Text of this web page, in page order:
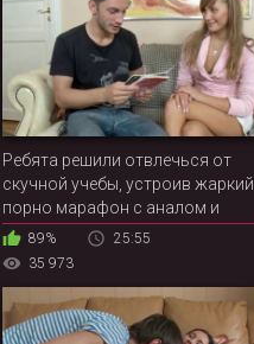
Ребята решили отвлечься от
скучной учебы, устроив жаркий
порно марафон с аналом и
оральными ласками
89%
25:55
35 973